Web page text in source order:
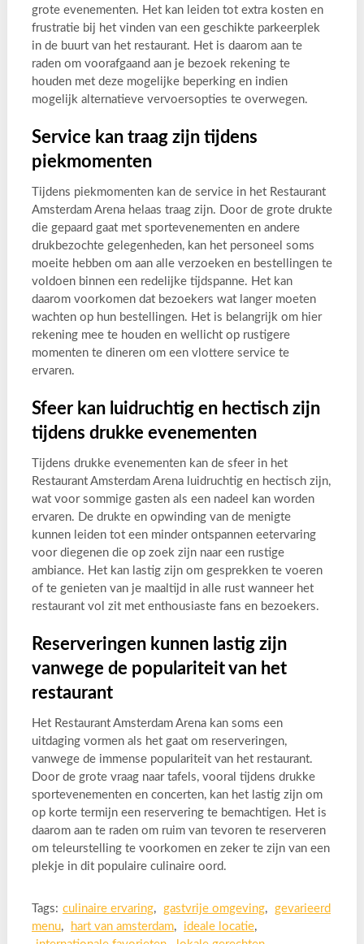
grote evenementen. Het kan leiden tot extra kosten en
frustratie bij het vinden van een geschikte parkeerplek
in de buurt van het restaurant. Het is daarom aan te
raden om voorafgaand aan je bezoek rekening te
houden met deze mogelijke beperking en indien
mogelijk alternatieve vervoersopties te overwegen.
Service kan traag zijn tijdens
piekmomenten
Tijdens piekmomenten kan de service in het Restaurant
Amsterdam Arena helaas traag zijn. Door de grote drukte
die gepaard gaat met sportevenementen en andere
drukbezochte gelegenheden, kan het personeel soms
moeite hebben om aan alle verzoeken en bestellingen te
voldoen binnen een redelijke tijdspanne. Het kan
daarom voorkomen dat bezoekers wat langer moeten
wachten op hun bestellingen. Het is belangrijk om hier
rekening mee te houden en wellicht op rustigere
momenten te dineren om een vlottere service te
ervaren.
Sfeer kan luidruchtig en hectisch zijn
tijdens drukke evenementen
Tijdens drukke evenementen kan de sfeer in het
Restaurant Amsterdam Arena luidruchtig en hectisch zijn,
wat voor sommige gasten als een nadeel kan worden
ervaren. De drukte en opwinding van de menigte
kunnen leiden tot een minder ontspannen eetervaring
voor diegenen die op zoek zijn naar een rustige
ambiance. Het kan lastig zijn om gesprekken te voeren
of te genieten van je maaltijd in alle rust wanneer het
restaurant vol zit met enthousiaste fans en bezoekers.
Reserveringen kunnen lastig zijn
vanwege de populariteit van het
restaurant
Het Restaurant Amsterdam Arena kan soms een
uitdaging vormen als het gaat om reserveringen,
vanwege de immense populariteit van het restaurant.
Door de grote vraag naar tafels, vooral tijdens drukke
sportevenementen en concerten, kan het lastig zijn om
op korte termijn een reservering te bemachtigen. Het is
daarom aan te raden om ruim van tevoren te reserveren
om teleurstelling te voorkomen en zeker te zijn van een
plekje in dit populaire culinaire oord.
Tags: culinaire ervaring, gastvrije omgeving, gevarieerd
menu, hart van amsterdam, ideale locatie,